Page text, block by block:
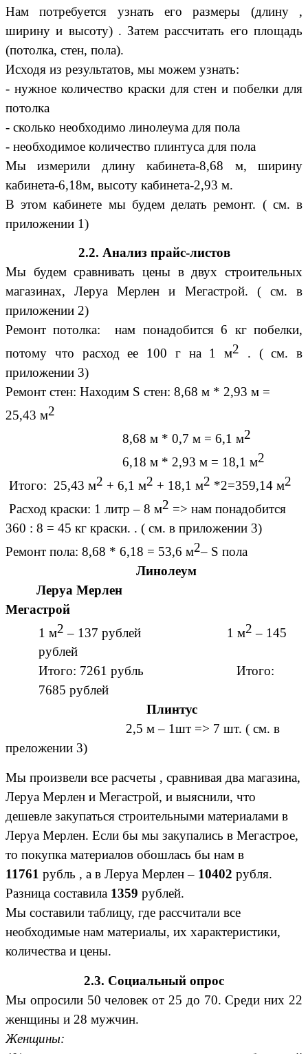
Нам потребуется узнать его размеры (длину ,
ширину и высоту) . Затем рассчитать его площадь
(потолка, стен, пола).
Исходя из результатов, мы можем узнать:
- нужное количество краски для стен и побелки для
потолка
- сколько необходимо линолеума для пола
- необходимое количество плинтуса для пола
Мы измерили длину кабинета-8,68 м, ширину
кабинета-6,18м, высоту кабинета-2,93 м.
В этом кабинете мы будем делать ремонт. ( см. в
приложении 1)
2.2. Анализ прайс-листов
Мы будем сравнивать цены в двух строительных
магазинах, Леруа Мерлен и Мегастрой. ( см. в
приложении 2)
Ремонт потолка: нам понадобится 6 кг побелки,
потому что расход ее 100 г на 1 м2 . ( см. в
приложении 3)
Ремонт стен: Находим S стен: 8,68 м * 2,93 м =
25,43 м2
8,68 м * 0,7 м = 6,1 м2
6,18 м * 2,93 м = 18,1 м2
Итого: 25,43 м2 + 6,1 м2 + 18,1 м2 *2=359,14 м2
Расход краски: 1 литр – 8 м2 => нам понадобится
360 : 8 = 45 кг краски. . ( см. в приложении 3)
Ремонт пола: 8,68 * 6,18 = 53,6 м2– S пола
Линолеум
Леруа Мерлен
Мегастрой
1 м2 – 137 рублей 1 м2 – 145
рублей
Итого: 7261 рубль Итого:
7685 рублей
Плинтус
2,5 м – 1шт => 7 шт. ( см. в
преложении 3)
Мы произвели все расчеты , сравнивая два магазина,
Леруа Мерлен и Мегастрой, и выяснили, что
дешевле закупаться строительными материалами в
Леруа Мерлен. Если бы мы закупались в Мегастрое,
то покупка материалов обошлась бы нам в
11761 рубль , а в Леруа Мерлен – 10402 рубля.
Разница составила 1359 рублей.
Мы составили таблицу, где рассчитали все
необходимые нам материалы, их характеристики,
количества и цены.
2.3. Социальный опрос
Мы опросили 50 человек от 25 до 70. Среди них 22
женщины и 28 мужчин.
Женщины: